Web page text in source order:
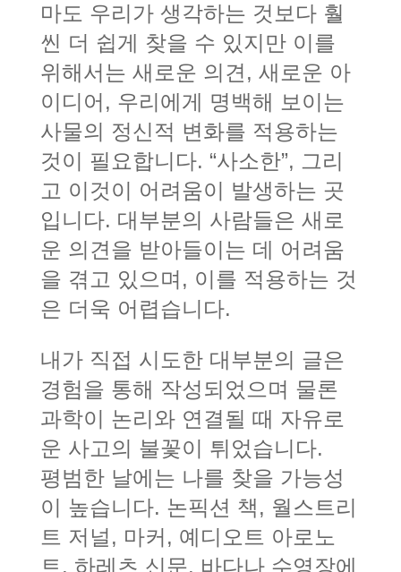
마도 우리가 생각하는 것보다 훨
씬 더 쉽게 찾을 수 있지만 이를
위해서는 새로운 의견, 새로운 아
이디어, 우리에게 명백해 보이는
사물의 정신적 변화를 적용하는
것이 필요합니다. “사소한”, 그리
고 이것이 어려움이 발생하는 곳
입니다. 대부분의 사람들은 새로
운 의견을 받아들이는 데 어려움
을 겪고 있으며, 이를 적용하는 것
은 더욱 어렵습니다.
내가 직접 시도한 대부분의 글은
경험을 통해 작성되었으며 물론
과학이 논리와 연결될 때 자유로
운 사고의 불꽃이 튀었습니다.
평범한 날에는 나를 찾을 가능성
이 높습니다. 논픽션 책, 월스트리
트 저널, 마커, 예디오트 아로노
트, 하레츠 신문, 바다나 수영장에